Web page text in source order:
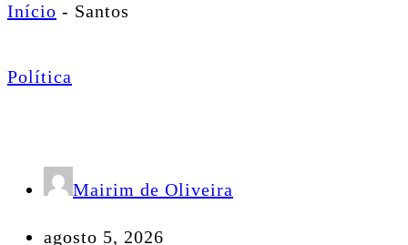
Início - Santos
Política
Mairim de Oliveira
agosto 5, 2026